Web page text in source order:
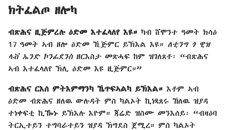
ክትፈልጦ ዘሎካ
ብጽሕና ዚጅምረሉ ዕድመ እተፈላለየ እዩ። ካብ ሸሞንተ ዓመት ክሳዕ
17 ዓመት ኣብ ዘሎ ዕድመ ኺጅምር ይኽእል እዩ። ለቲንግ ጎ ዊዝ
ላቭ ኤንድ ኮንፊደንስ ዘርእስታ መጽሓፍ ከም ዝገለጸቶ፡ “ብጽሕና
ኣብ እተፈላለየ ኽሊ ዕድመ እዩ ዚጅምር።”
ብጽሕና ርእሰ ምትእምማንካ ኼጥፍኣልካ ይኽእል። እቶም ኣብ
ዕድመ ብጽሕና ዘለዉ ውሉዳት ምስ ካልኦት ኪነጻጸሩ ኸለዉ ዝያዳ
ተነቀፍቲ ኪዀኑ ይኽእሉ እዮም። ጃሬድ ዝስሙ መንእሰይ፡ “ብዛዕባ
ትርኢተይን ተግባራተይን ዝያዳ ኽግደስ ጀሚረ። ምስ ካልኦት